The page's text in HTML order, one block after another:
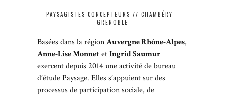
PAYSAGISTES CONCEPTEURS // CHAMBÉRY –
GRENOBLE
Basées dans la régionAuvergne Rhône-Alpes,
Anne-Lise MonnetetIngrid Saumur
exercent depuis 2014 une activité de bureau
d’étude Paysage. Elles s’appuient sur des
processus de participation sociale, de